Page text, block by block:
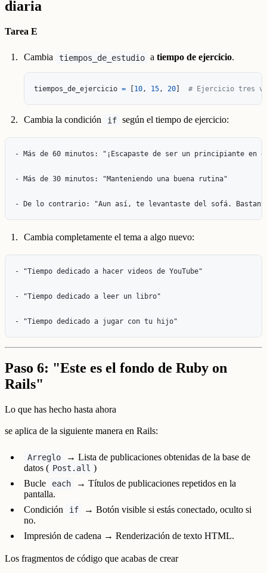
diaria
Tarea E
Cambia tiempos_de_estudio atiempo de ejercicio.
tiempos_de_ejercicio = 10, 15, 20 # Ejercicio tres
Cambia la condición if según el tiempo de ejercicio:
- Más de 60 minutos: "¡Escapaste de ser un principiante en
- Más de 30 minutos: "Manteniendo una buena rutina"
Cambia completamente el tema a algo nuevo:
- "Tiempo dedicado a hacer videos de YouTube"
- "Tiempo dedicado a leer un libro"
Paso 6: "Este es el fondo de Ruby on
Rails"
Lo que has hecho hasta ahora
se aplica de la siguiente manera en Rails:
Arreglo
→ Lista de publicaciones obtenidas de la base de
datos ( Post.all )
Bucle
each
→ Títulos de publicaciones repetidos en la
pantalla.
Condición
if
→ Botón visible si estás conectado, oculto si
no.
Impresión de cadena → Renderización de texto HTML.
Los fragmentos de código que acabas de crear